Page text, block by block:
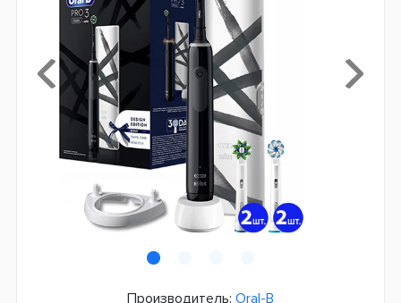
Производитель: Oral-B